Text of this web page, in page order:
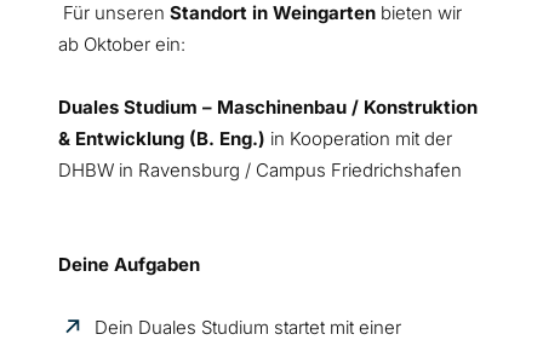
Für unseren Standort in Weingarten bieten wir
ab Oktober ein:
Duales Studium – Maschinenbau / Konstruktion
& Entwicklung (B. Eng.) in Kooperation mit der
DHBW in Ravensburg / Campus Friedrichshafen
Deine Aufgaben
Dein Duales Studium startet mit einer